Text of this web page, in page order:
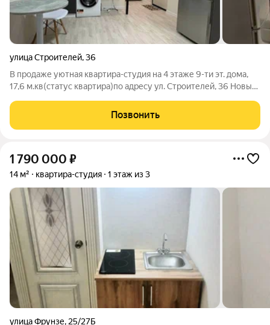
улица Строителей,36
В продаже уютная квартира-студия на 4 этаже 9-ти эт. дома,
17,6 м.кв(статус квартира)по адресу ул. Строителей, 36 Новый
5 мсч, детский сад, школа и т.д. Один взрослый собственник.
Рассмотрим
Позвонить
1 790 000 ₽
14 м² квартира-студия 1 этаж из 3
улица Фрунзе, 25/27Б